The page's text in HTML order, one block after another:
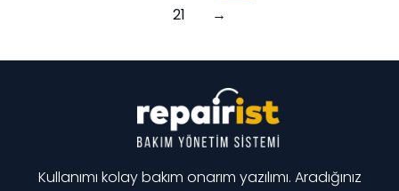
21
→
Kullanımı kolay bakım onarım yazılımı. Aradığınız